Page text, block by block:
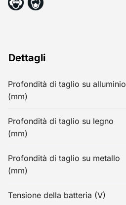
Dettagli
Profondità di taglio su alluminio
(mm)
Profondità di taglio su legno
(mm)
Profondità di taglio su metallo
(mm)
Tensione della batteria (V)